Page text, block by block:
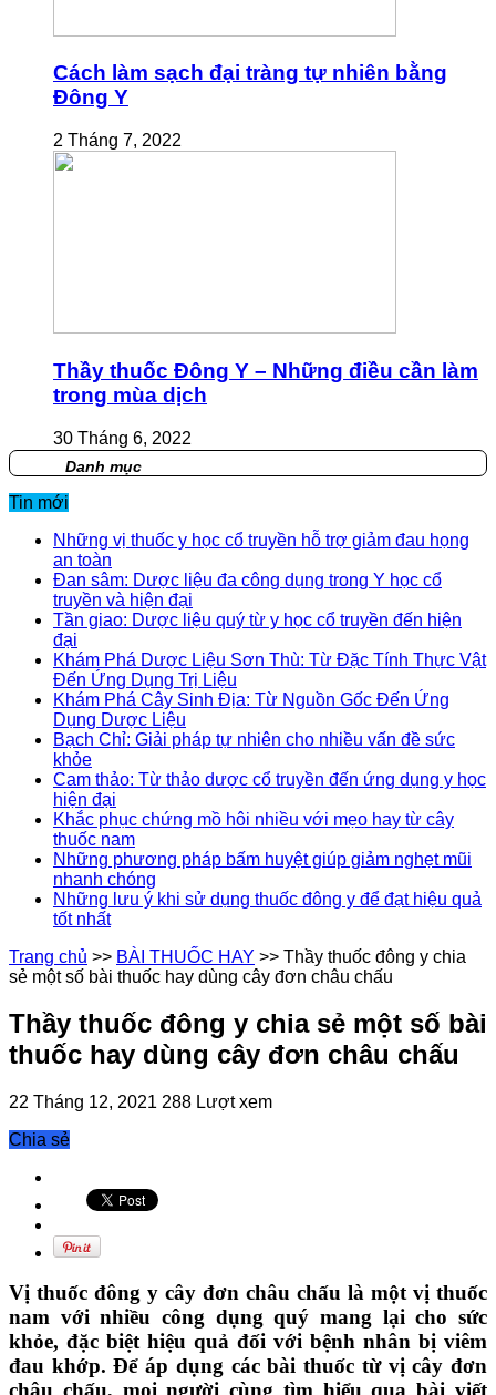
Cách làm sạch đại tràng tự nhiên bằng
Đông Y
2 Tháng 7, 2022
Thầy thuốc Đông Y – Những điều cần làm
trong mùa dịch
30 Tháng 6, 2022
Danh mục
Tin mới
Những vị thuốc y học cổ truyền hỗ trợ giảm đau họng
an toàn
Đan sâm: Dược liệu đa công dụng trong Y học cổ
truyền và hiện đại
Tần giao: Dược liệu quý từ y học cổ truyền đến hiện
đại
Khám Phá Dược Liệu Sơn Thù: Từ Đặc Tính Thực Vật
Đến Ứng Dụng Trị Liệu
Khám Phá Cây Sinh Địa: Từ Nguồn Gốc Đến Ứng
Dụng Dược Liệu
Bạch Chỉ: Giải pháp tự nhiên cho nhiều vấn đề sức
khỏe
Cam thảo: Từ thảo dược cổ truyền đến ứng dụng y học
hiện đại
Khắc phục chứng mồ hôi nhiều với mẹo hay từ cây
thuốc nam
Những phương pháp bấm huyệt giúp giảm nghẹt mũi
nhanh chóng
Những lưu ý khi sử dụng thuốc đông y để đạt hiệu quả
tốt nhất
Trang chủ >> BÀI THUỐC HAY >> Thầy thuốc đông y chia
sẻ một số bài thuốc hay dùng cây đơn châu chấu
Thầy thuốc đông y chia sẻ một số bài
thuốc hay dùng cây đơn châu chấu
22 Tháng 12, 2021 288 Lượt xem
Chia sẻ
Vị thuốc đông y cây đơn châu chấu là một vị thuốc
nam với nhiều công dụng quý mang lại cho sức
khỏe, đặc biệt hiệu quả đối với bệnh nhân bị viêm
đau khớp. Để áp dụng các bài thuốc từ vị cây đơn